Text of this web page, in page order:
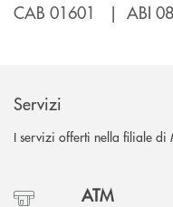
CAB 01601 | ABI
Servizi
I servizi offerti nella filiale di
ATM